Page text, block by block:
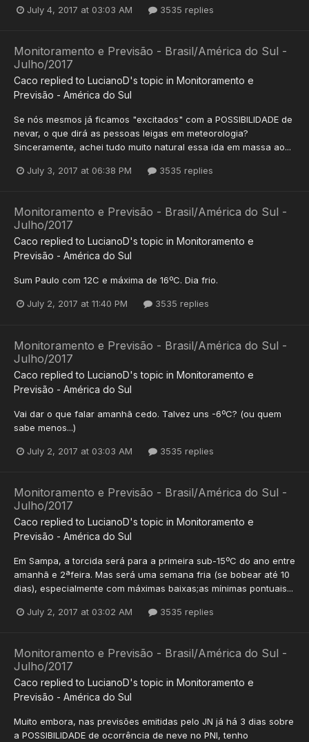
July 4, 2017 at 03:03 AM 3535 replies
Monitoramento e Previsão - Brasil/América do Sul -
Julho/2017
Caco replied to LucianoD's topic in Monitoramento e
Previsão - América do Sul
Se nós mesmos já ficamos "excitados" com a POSSIBILIDADE de
nevar, o que dirá as pessoas leigas em meteorologia?
Sinceramente, achei tudo muito natural essa ida em massa ao...
July 3, 2017 at 06:38 PM 3535 replies
Monitoramento e Previsão - Brasil/América do Sul -
Julho/2017
Caco replied to LucianoD's topic in Monitoramento e
Previsão - América do Sul
Sum Paulo com 12C e máxima de 16ºC. Dia frio.
July 2, 2017 at 11:40 PM 3535 replies
Monitoramento e Previsão - Brasil/América do Sul -
Julho/2017
Caco replied to LucianoD's topic in Monitoramento e
Previsão - América do Sul
Vai dar o que falar amanhã cedo. Talvez uns -6ºC? (ou quem
sabe menos...)
July 2, 2017 at 03:03 AM 3535 replies
Monitoramento e Previsão - Brasil/América do Sul -
Julho/2017
Caco replied to LucianoD's topic in Monitoramento e
Previsão - América do Sul
Em Sampa, a torcida será para a primeira sub-15ºC do ano entre
amanhã e 2ªfeira. Mas será uma semana fria (se bobear até 10
dias), especialmente com máximas baixas;as mínimas pontuais...
July 2, 2017 at 03:02 AM 3535 replies
Monitoramento e Previsão - Brasil/América do Sul -
Julho/2017
Caco replied to LucianoD's topic in Monitoramento e
Previsão - América do Sul
Muito embora, nas previsões emitidas pelo JN já há 3 dias sobre
a POSSIBILIDADE de ocorrência de neve no PNI, tenho